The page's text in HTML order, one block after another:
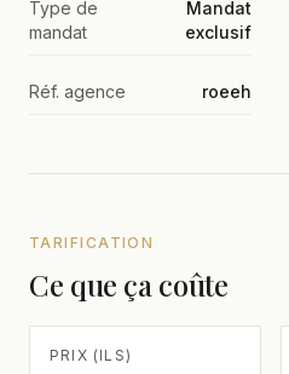
Type de
mandat
Mandat
exclusif
Réf. agence roeeh
TARIFICATION
Ce que ça coûte
PRIX (ILS)